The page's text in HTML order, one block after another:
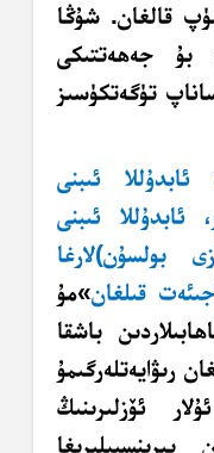
قالغان. شۇڭا
بۇ جەھەتتىكى
تۈگەتكۈسىز
ئىبنى
ئابدۇللا ئىبنى
بولسۇن)لارغا
قىلغان»مۇ
باشقا
رىۋايەتلەرگىمۇ
ئۆزلىرىنىڭ
پىرىنسىپلىرىغا